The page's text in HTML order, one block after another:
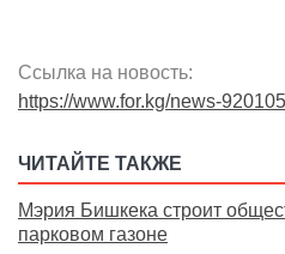
Ссылка на новость:
https://www.for.kg/news-
ЧИТАЙТЕ ТАКЖЕ
Мэрия Бишкека строит
парковом газоне